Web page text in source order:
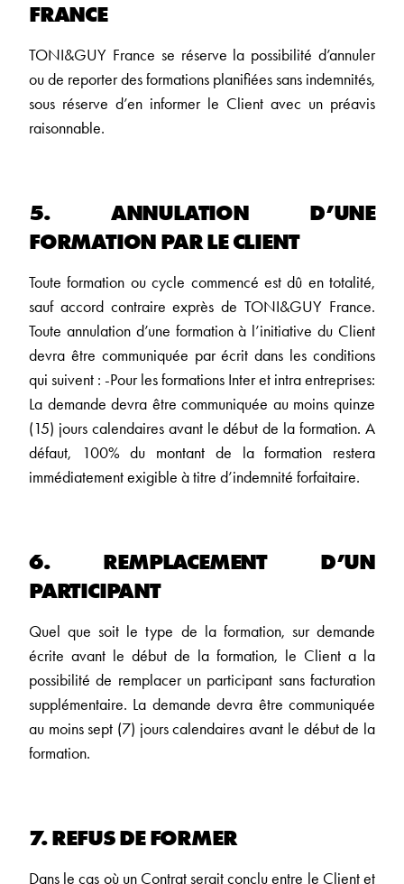
FRANCE
TONI&GUY France se réserve la possibilité d’annuler
ou de reporter des formations planifiées sans indemnités,
sous réserve d’en informer le Client avec un préavis
raisonnable.
5. ANNULATION D’UNE
FORMATION PAR LE CLIENT
Toute formation ou cycle commencé est dû en totalité,
sauf accord contraire exprès de TONI&GUY France.
Toute annulation d’une formation à l’initiative du Client
devra être communiquée par écrit dans les conditions
qui suivent : -Pour les formations Inter et intra entreprises:
La demande devra être communiquée au moins quinze
(15) jours calendaires avant le début de la formation. A
défaut, 100% du montant de la formation restera
immédiatement exigible à titre d’indemnité forfaitaire.
6. REMPLACEMENT D’UN
PARTICIPANT
Quel que soit le type de la formation, sur demande
écrite avant le début de la formation, le Client a la
possibilité de remplacer un participant sans facturation
supplémentaire. La demande devra être communiquée
au moins sept (7) jours calendaires avant le début de la
formation.
7. REFUS DE FORMER
Dans le cas où un Contrat serait conclu entre le Client et